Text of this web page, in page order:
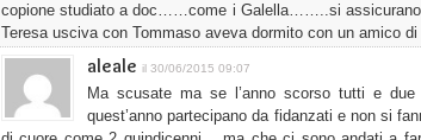
copione studiato a doc……come i Galella……..si
Teresa usciva con Tommaso aveva dormito con un amico di
aleale il 30/06/2015 09:07
Ma scusate ma se l’anno scorso tutti e
quest’anno partecipano da fidanzati e non si